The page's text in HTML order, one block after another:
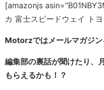
[amazonjs
カ 富士スピードウェイ ト
Motorzではメールマガジン
編集部の裏話が聞けたり、
もらえるかも！？